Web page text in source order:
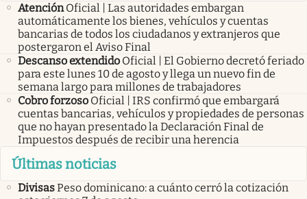
Atención Oficial | Las autoridades embargan
automáticamente los bienes, vehículos y cuentas
bancarias de todos los ciudadanos y extranjeros que
postergaron el Aviso Final
Descanso extendido Oficial | El Gobierno decretó feriado
para este lunes 10 de agosto y llega un nuevo fin de
semana largo para millones de trabajadores
Cobro forzoso Oficial | IRS confirmó que embargará
cuentas bancarias, vehículos y propiedades de personas
que no hayan presentado la Declaración Final de
Impuestos después de recibir una herencia
Últimas noticias
DivisasPeso dominicano: a cuánto cerró la cotización